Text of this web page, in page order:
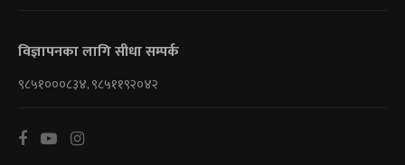
विज्ञापनका लागि सीधा सम्पर्क
९८५१०००८३४, ९८५११९२०४२